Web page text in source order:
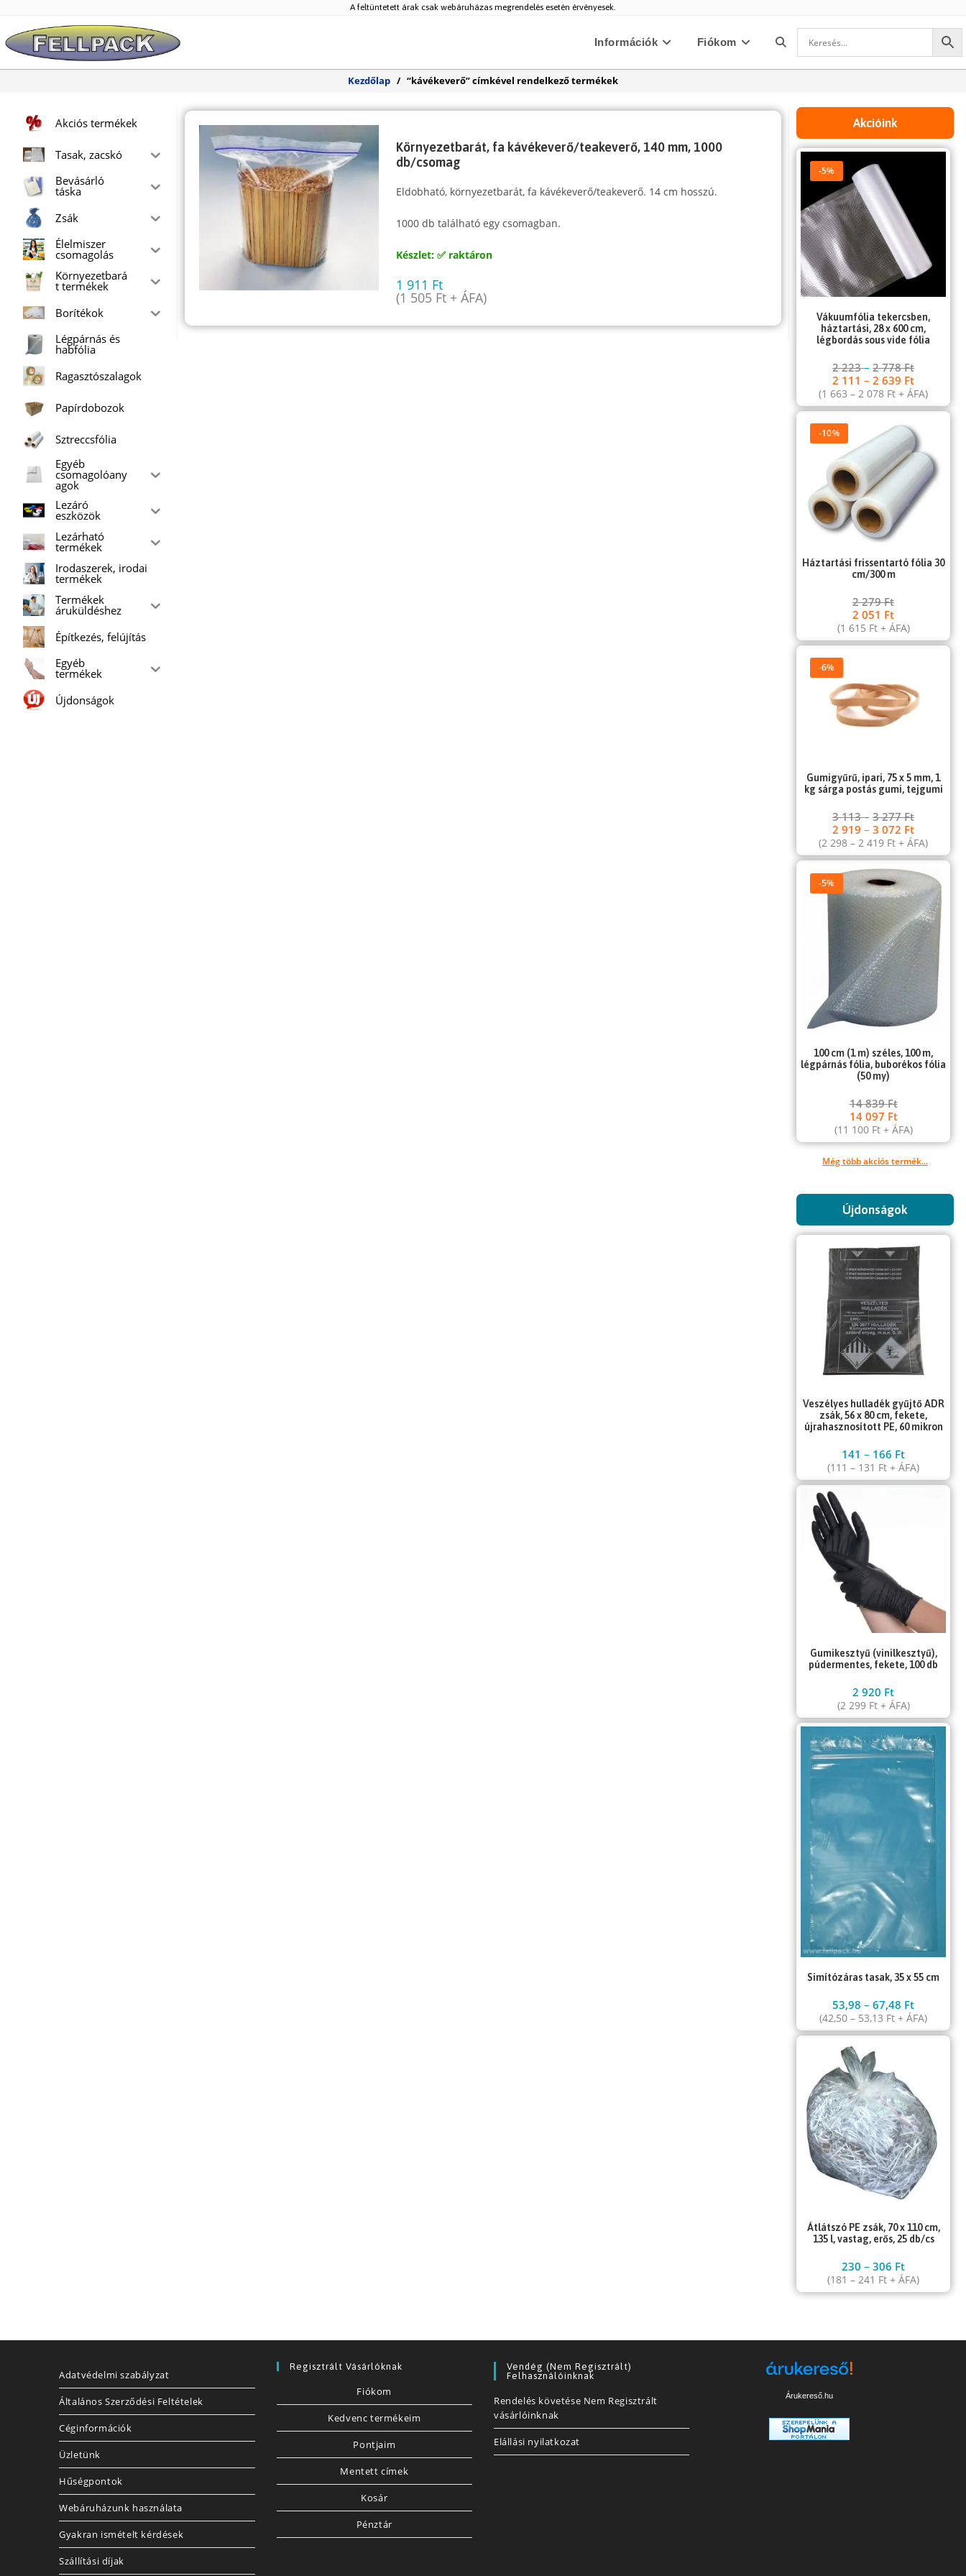
content
A feltüntetett árak csak webáruházas megrendelés esetén érvényesek.
Információk Fiókom Toggle
search
Kezdőlap / “kávékeverő” címkével rendelkező termékek
Környezetbarát, fa kávékeverő/teakeverő, 140 mm, 1000
db/csomag
Eldobható, környezetbarát, fa kávékeverő/teakeverő. 14 cm hosszú.
1000 db található egy csomagban.
Készlet: ✅ raktáron
1 911 Ft
(1 505 Ft + ÁFA)
Akciós termékek
Tasak, zacskó
Bevásárló
táska
Zsák
Élelmiszer
csomagolás
Környezetbará
t termékek
Borítékok
Légpárnás és
habfólia
Ragasztószalagok
Papírdobozok
Sztreccsfólia
Egyéb
csomagolóany
agok
Lezáró
eszközök
Lezárható
termékek
Irodaszerek, irodai
termékek
Termékek
áruküldéshez
Építkezés, felújítás
Egyéb
termékek
Újdonságok
Akcióink
-5%
Vákuumfólia tekercsben,
háztartási, 28 x 600 cm,
légbordás sous vide fólia
2 223–2 778Ft
2 111–2 639 Ft
(1 663–2 078 Ft + ÁFA)
-10%
Háztartási frissentartó fólia 30
cm/300 m
2 279Ft
2 051 Ft
(1 615 Ft+ ÁFA)
-6%
Gumigyűrű, ipari, 75 x 5 mm, 1
kg sárga postás gumi, tejgumi
3 113–3 277Ft
2 919–3 072 Ft
(2 298–2 419 Ft + ÁFA)
-5%
100 cm (1 m) széles, 100 m,
légpárnás fólia, buborékos fólia
(50 my)
14 839Ft
14 097 Ft
(11 100 Ft+ ÁFA)
Még több akciós termék...
Újdonságok
Veszélyes hulladék gyűjtő ADR
zsák, 56 x 80 cm, fekete,
újrahasznosított PE, 60 mikron
141– 166 Ft
(111– 131 Ft + ÁFA)
Gumikesztyű (vinilkesztyű),
púdermentes, fekete, 100 db
2 920 Ft
(2 299 Ft+ ÁFA)
Simítózáras tasak, 35 x 55 cm
53,98–67,48 Ft
(42,50– 53,13 Ft + ÁFA)
Átlátszó PE zsák, 70 x 110 cm,
135 l, vastag, erős, 25 db/cs
230–306 Ft
(181–241 Ft + ÁFA)
Adatvédelmi szabályzat
Általános Szerződési Feltételek
Céginformációk
Üzletünk
Hűségpontok
Webáruházunk használata
Gyakran ismételt kérdések
Szállítási díjak
Regisztrált Vásárlóknak
Fiókom
Kedvenc termékeim
Pontjaim
Mentett címek
Kosár
Pénztár
Vendég (nem Regisztrált)
Felhasználóinknak
Rendelés követése Nem Regisztrált
vásárlóinknak
Elállási nyilatkozat
Árukereső.hu